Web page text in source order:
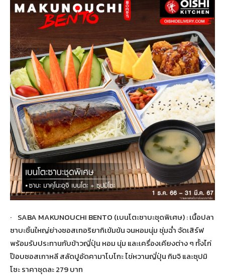
· SABA MAKUNOUCHI BENTO (เบนโตะซาบะชุดพิเศษ) : เนื้อปลา
ซาบะชิ้นใหญ่ย่างซอสเทอริยากิเข้มข้น จนหอมนุ่ม ชุ่มฉ่ำ จัดเสิร์ฟ
พร้อมรับประทานกับข้าวญี่ปุ่น หอม นุ่ม และเครื่องเคียงต่าง ๆ ทั้งไก่
ป๊อบซอสเกาหลี สลัดปูอัดคามาโบโกะ ไข่หวานญี่ปุ่น กิมจิ และซุปมิ
โซะ ราคาชุดละ 279 บาท